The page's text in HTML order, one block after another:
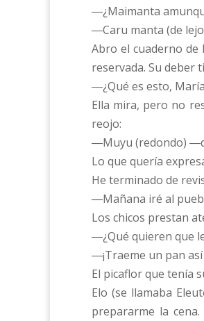
―¿Maimanta
―Caru manta (de
Abro el cuaderno de
reservada. Su deber
―¿Qué es esto,
Ella mira, pero no
reojo:
―Muyu (redondo)
Lo que quería
He terminado de
―Mañana iré al
Los chicos prestan
―¿Qué quieren que
―¡Traeme un pan
El picaflor que tenía
Elo (se llamaba
prepararme la